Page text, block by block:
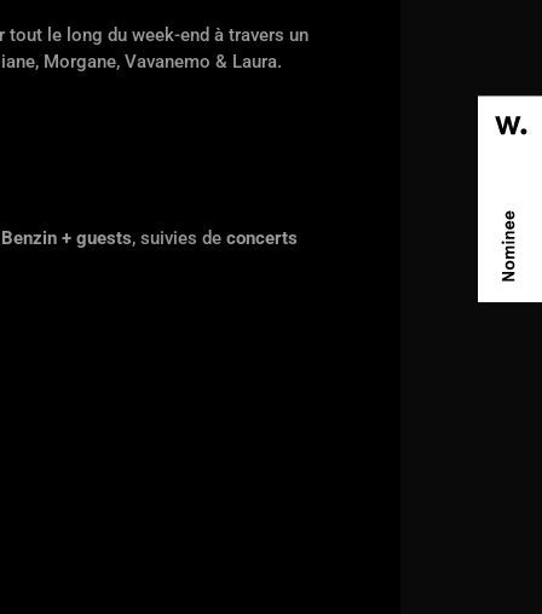
le long du week-end à travers un
Morgane, Vavanemo & Laura.
Benzin + guests, suivies de concerts